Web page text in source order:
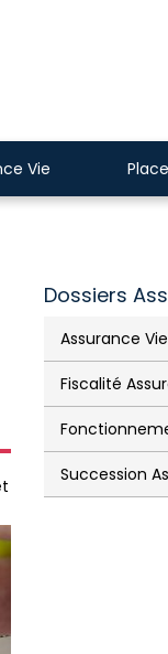
Vie
Dossiers
Assurance
Fiscalité
Succession